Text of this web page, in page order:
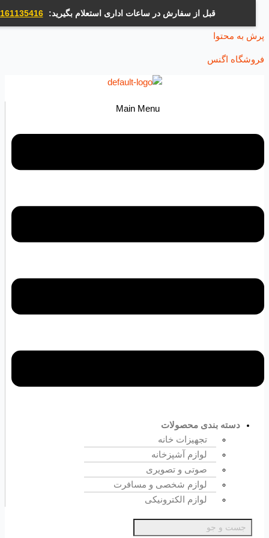
قبل از سفارش در ساعات اداری استعلام بگیرید: 09161135416
محتوا
اگنس
Main Menu
دسته بندی محصولات
تجهیزات خانه
لوازم آشپزخانه
صوتی و تصویری
لوازم شخصی و مسافرت
لوازم الکترونیکی